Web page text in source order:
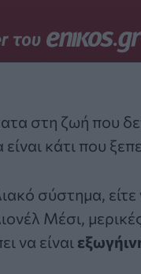
στη ζωή που
κάτι που
σύστημα,
Μέσι,
να είναι